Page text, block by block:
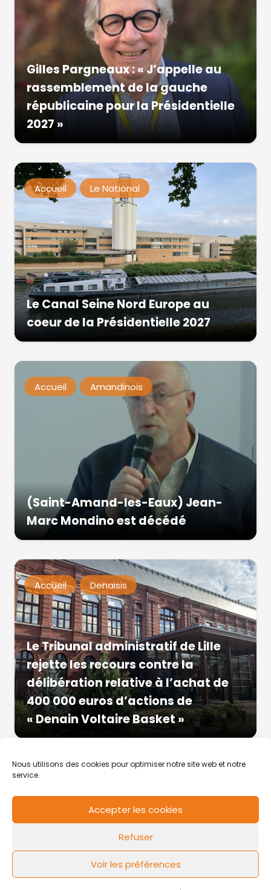
Nous utilisons des cookies pour optimiser notre site web et notre
service.
Accepter les cookies
Refuser
Voir les préférences
Gilles Pargneaux : « J’appelle au
rassemblement de la gauche
républicaine pour la Présidentielle
2027 »
Accueil Le National
Le Canal Seine Nord Europe au
coeur de la Présidentielle 2027
Accueil Amandinois
(Saint-Amand-les-Eaux) Jean-
Marc Mondino est décédé
Accueil Denaisis
Le Tribunal administratif de Lille
rejette les recours contre la
délibération relative à l’achat de
400 000 euros d’actions de
« Denain Voltaire Basket »
Mentions légales Politique de cookies
FLOW44